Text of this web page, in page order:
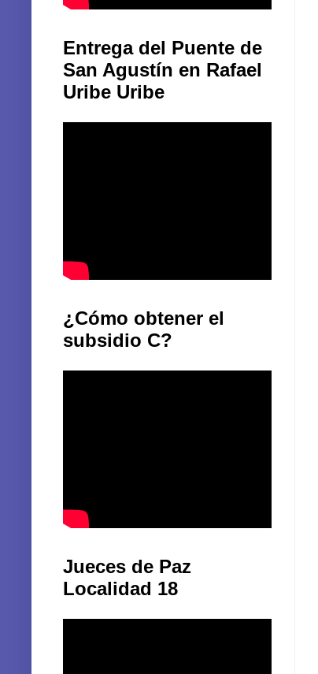
Entrega del Puente de
San Agustín en Rafael
Uribe Uribe
¿Cómo obtener el
subsidio C?
Jueces de Paz
Localidad 18